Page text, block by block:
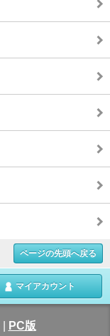
ページの先頭へ戻る
マイアカウント
PC版